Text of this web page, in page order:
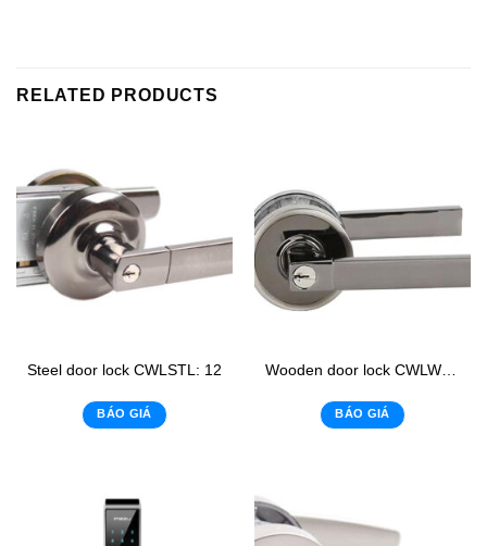
RELATED PRODUCTS
Steel door lock CWLSTL: 12
BÁO GIÁ
Wooden door lock CWLWL: 14
BÁO GIÁ